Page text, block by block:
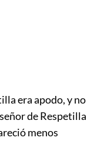
era apodo, y no
de Respetilla
menos